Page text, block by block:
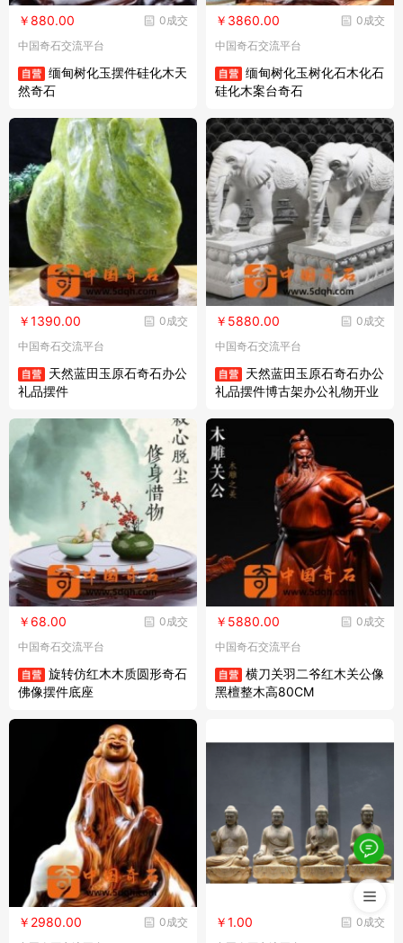
0成交
￥880.00
中国奇石交流平台
缅甸树化玉摆件硅化木天
然奇石
0成交
￥3860.00
中国奇石交流平台
缅甸树化玉树化石木化石
硅化木案台奇石
0成交
￥1390.00
中国奇石交流平台
天然蓝田玉原石奇石办公
礼品摆件
0成交
￥5880.00
中国奇石交流平台
天然蓝田玉原石奇石办公
礼品摆件博古架办公礼物开业
0成交
￥68.00
中国奇石交流平台
旋转仿红木木质圆形奇石
佛像摆件底座
0成交
￥5880.00
中国奇石交流平台
横刀关羽二爷红木关公像
黑檀整木高80CM
0成交
￥2980.00 0成交
￥1.00